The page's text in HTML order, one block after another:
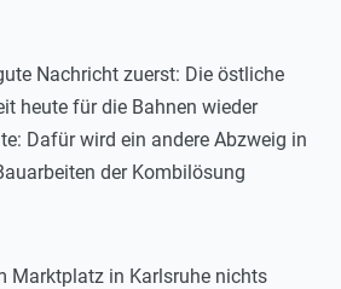
Nachricht zuerst: Die östliche
heute für die Bahnen wieder
Dafür wird ein andere Abzweig in
der Kombilösung
Marktplatz in Karlsruhe nichts